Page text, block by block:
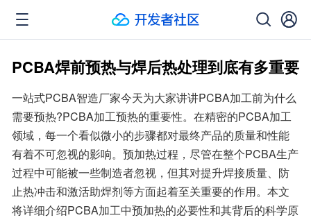
PCBA焊前预热与焊后热处理到底有多重要
一站式PCBA智造厂家今天为大家讲讲PCBA加工前为什么
需要预热?PCBA加工预热的重要性。在精密的PCBA加工
领域，每一个看似微小的步骤都对最终产品的质量和性能
有着不可忽视的影响。预加热过程，尽管在整个PCBA生产
过程中可能被一些制造者忽视，但其对提升焊接质量、防
止热冲击和激活助焊剂等方面起着至关重要的作用。本文
将详细介绍PCBA加工中预加热的必要性和其背后的科学原